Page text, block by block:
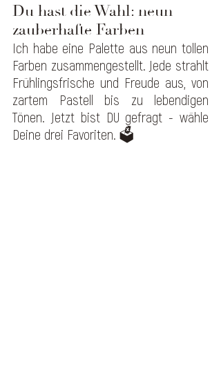
Du hast die Wahl: neun
zauberhafte Farben
Ich habe eine Palette aus neun tollen
Farben zusammengestellt. Jede strahlt
Frühlingsfrische und Freude aus, von
zartem Pastell bis zu lebendigen
Tönen. Jetzt bist DU gefragt - wähle
Deine drei Favoriten. 🗳️